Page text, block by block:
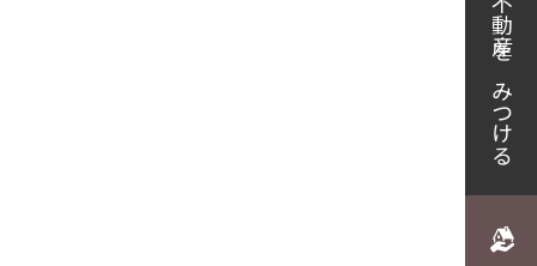
不動産をみつける